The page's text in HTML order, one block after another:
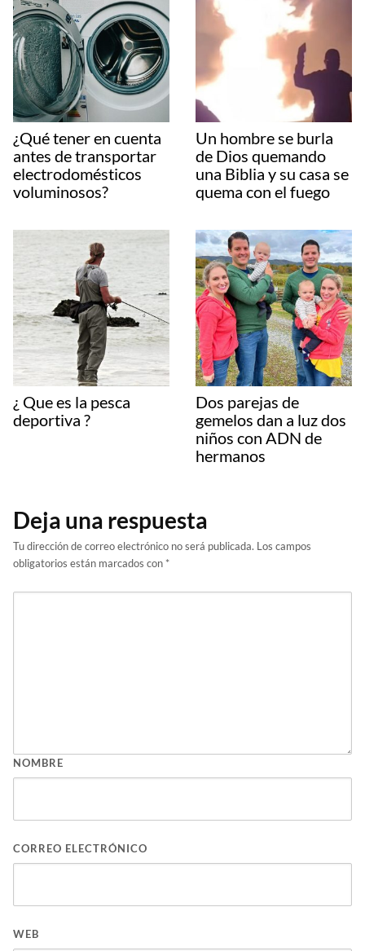
¿Qué tener en cuenta
antes de transportar
electrodomésticos
voluminosos?
Un hombre se burla
de Dios quemando
una Biblia y su casa se
quema con el fuego
¿ Que es la pesca
deportiva ?
Dos parejas de
gemelos dan a luz dos
niños con ADN de
hermanos
Deja una respuesta
Tu dirección de correo electrónico no será publicada. Los campos
obligatorios están marcados con *
NOMBRE
CORREO ELECTRÓNICO
WEB